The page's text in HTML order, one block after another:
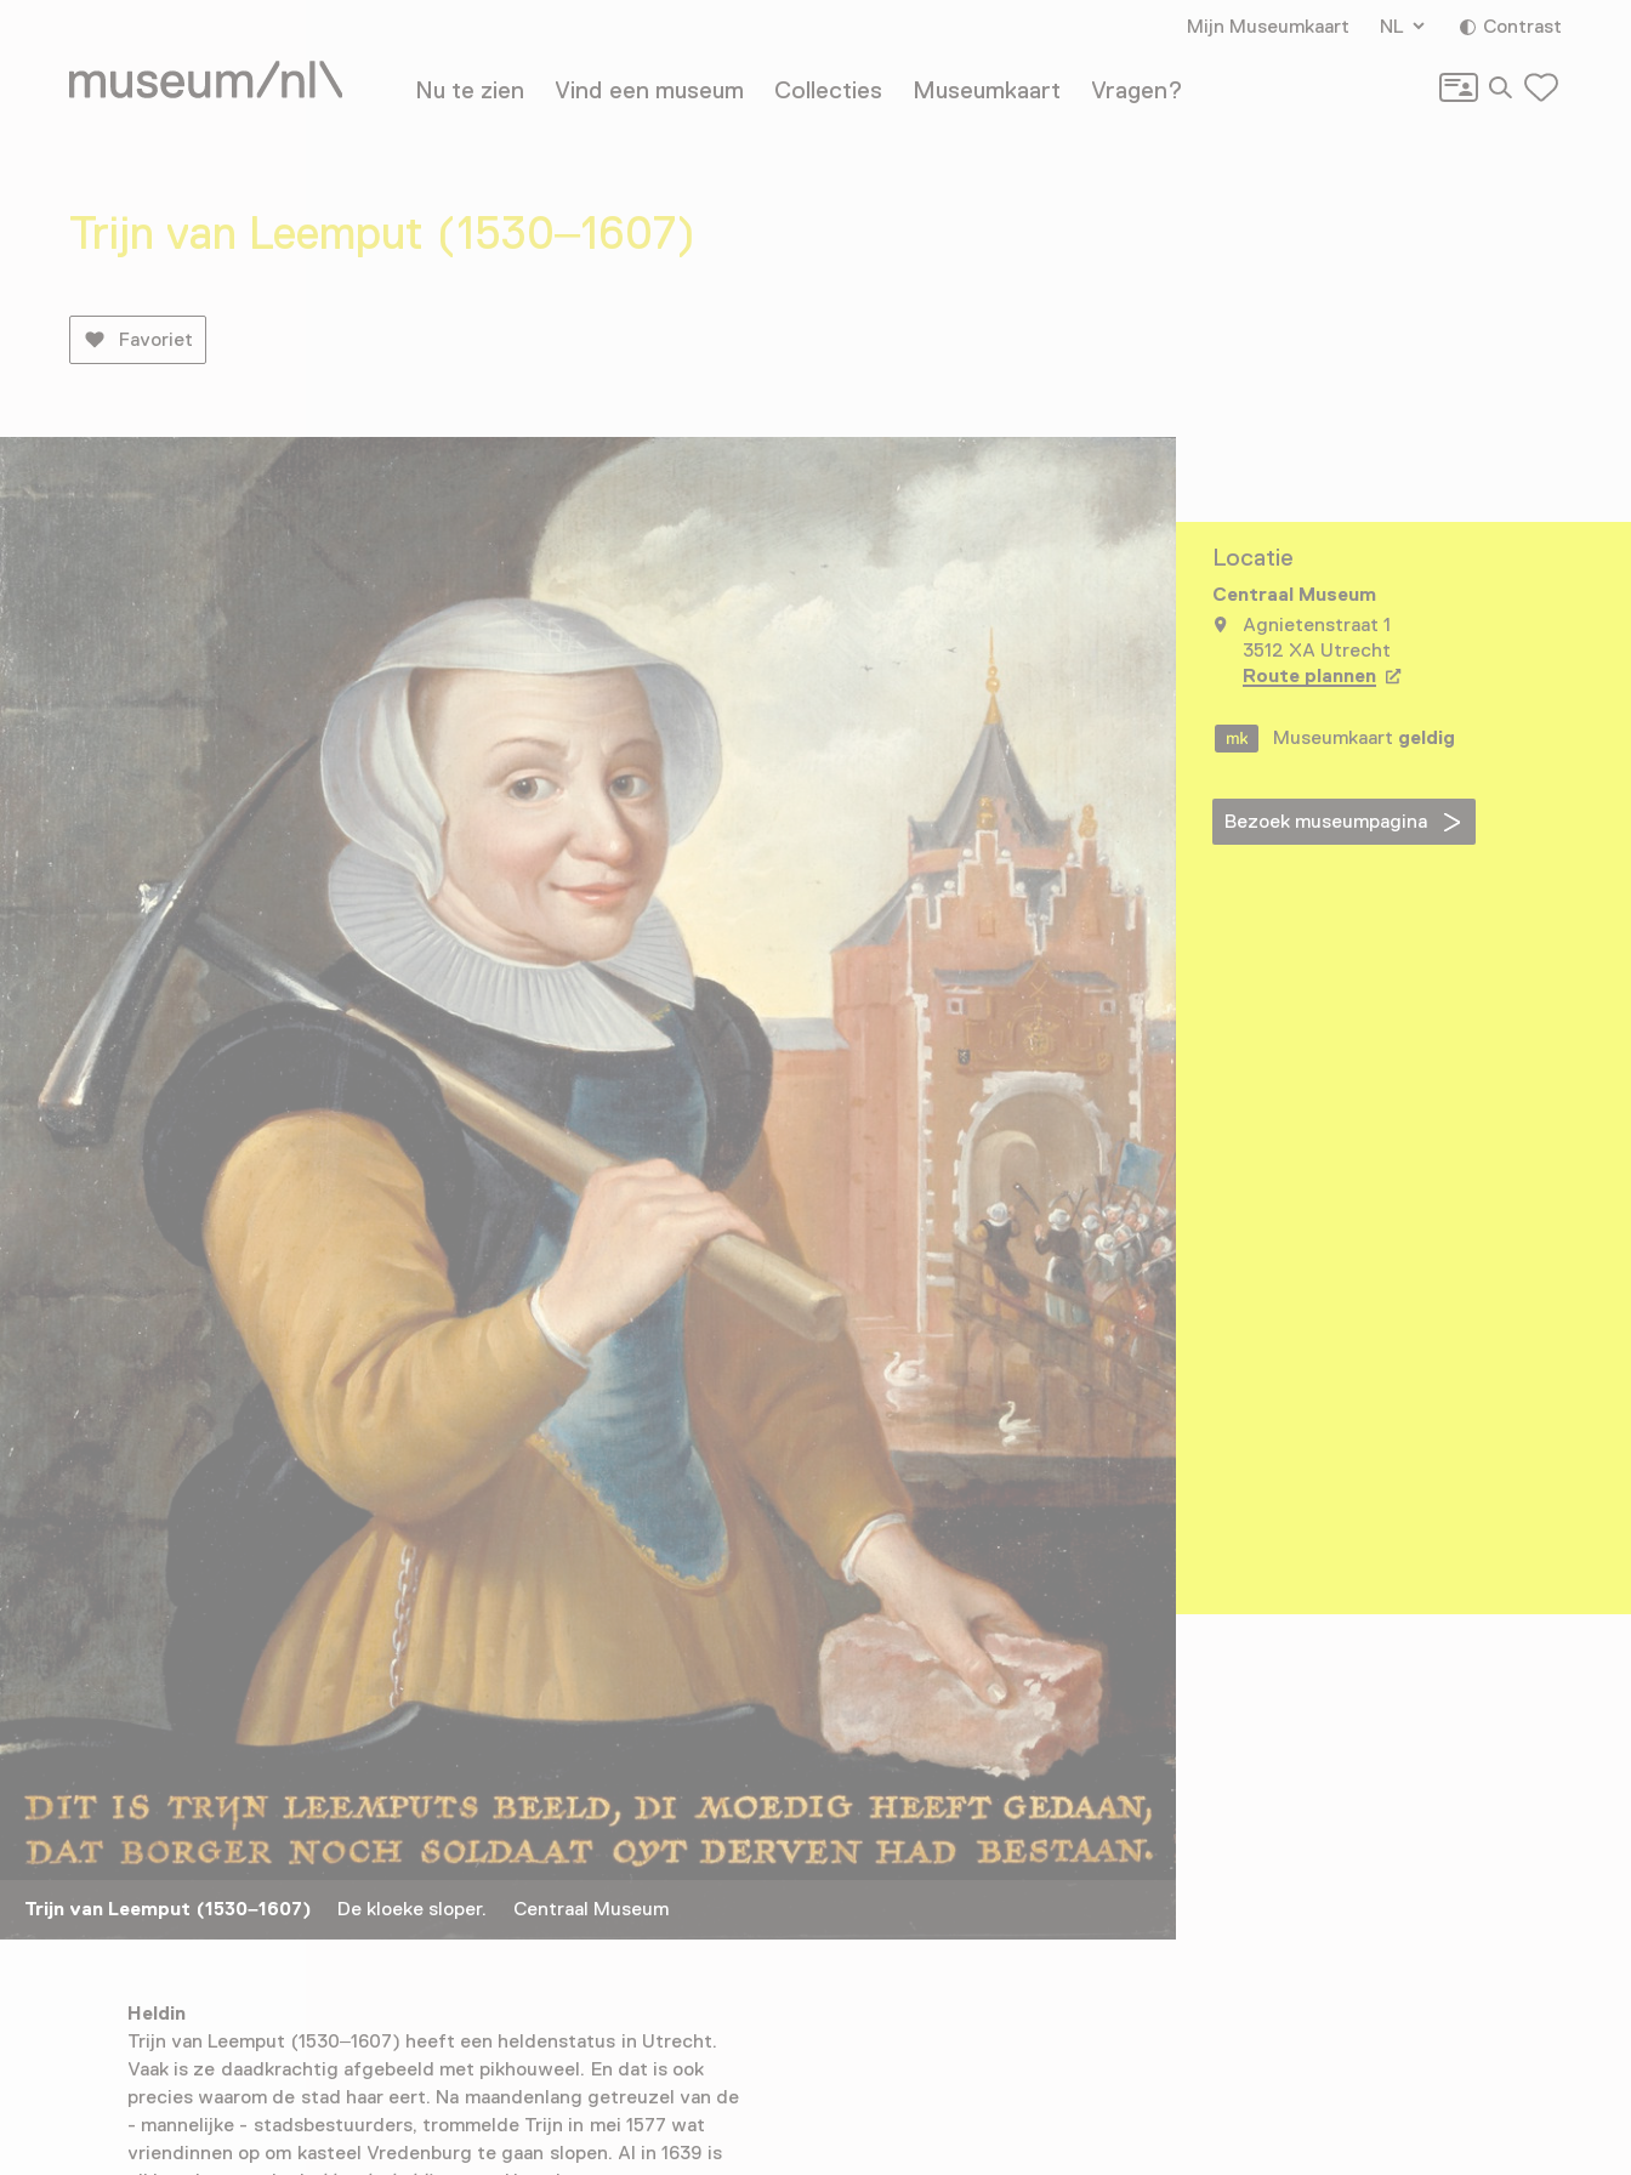
Nu te zien Vind een museum Collecties Museumkaart Vragen?
Mijn Museumkaart NL Contrast
Zoeken
Trijn van Leemput (1530–1607)
Favoriet
Trijn van Leemput (1530–1607) De kloeke sloper. Centraal Museum
Heldin
Trijn van Leemput (1530–1607) heeft een heldenstatus in Utrecht.
Vaak is ze daadkrachtig afgebeeld met pikhouweel. En dat is ook
precies waarom de stad haar eert. Na maandenlang getreuzel van de
- mannelijke - stadsbestuurders, trommelde Trijn in mei 1577 wat
vriendinnen op om kasteel Vredenburg te gaan slopen. Al in 1639 is
Locatie
Centraal Museum
Agnietenstraat 1
3512 XA Utrecht
Route plannen Opent in een nieuw tabblad
Museumkaart geldig
Bezoek museumpagina